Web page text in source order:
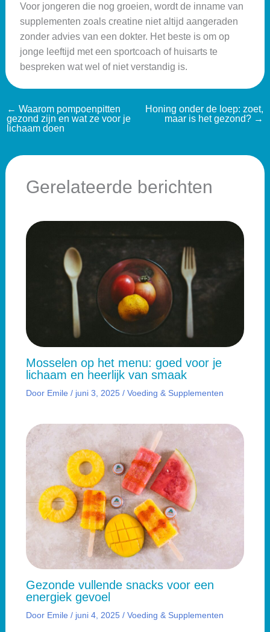
Voor jongeren die nog groeien, wordt de inname van
supplementen zoals creatine niet altijd aangeraden
zonder advies van een dokter. Het beste is om op
jonge leeftijd met een sportcoach of huisarts te
bespreken wat wel of niet verstandig is.
← Waarom pompoenpitten
gezond zijn en wat ze voor je
lichaam doen
Honing onder de loep: zoet,
maar is het gezond? →
Gerelateerde berichten
Mosselen op het menu: goed voor je
lichaam en heerlijk van smaak
Door Emile / juni 3, 2025 / Voeding & Supplementen
Gezonde vullende snacks voor een
energiek gevoel
Door Emile / juni 4, 2025 / Voeding & Supplementen